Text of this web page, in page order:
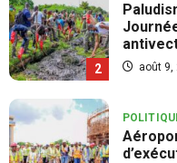
2 août 9,